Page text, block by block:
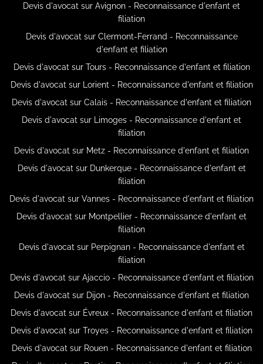
Devis d'avocat sur Avignon - Reconnaissance d'enfant et
filiation
Devis d'avocat sur Clermont-Ferrand - Reconnaissance
d'enfant et filiation
Devis d'avocat sur Tours - Reconnaissance d'enfant et filiation
Devis d'avocat sur Lorient - Reconnaissance d'enfant et filiation
Devis d'avocat sur Calais - Reconnaissance d'enfant et filiation
Devis d'avocat sur Limoges - Reconnaissance d'enfant et
filiation
Devis d'avocat sur Metz - Reconnaissance d'enfant et filiation
Devis d'avocat sur Dunkerque - Reconnaissance d'enfant et
filiation
Devis d'avocat sur Vannes - Reconnaissance d'enfant et filiation
Devis d'avocat sur Montpellier - Reconnaissance d'enfant et
filiation
Devis d'avocat sur Perpignan - Reconnaissance d'enfant et
filiation
Devis d'avocat sur Ajaccio - Reconnaissance d'enfant et filiation
Devis d'avocat sur Dijon - Reconnaissance d'enfant et filiation
Devis d'avocat sur Évreux - Reconnaissance d'enfant et filiation
Devis d'avocat sur Troyes - Reconnaissance d'enfant et filiation
Devis d'avocat sur Rouen - Reconnaissance d'enfant et filiation